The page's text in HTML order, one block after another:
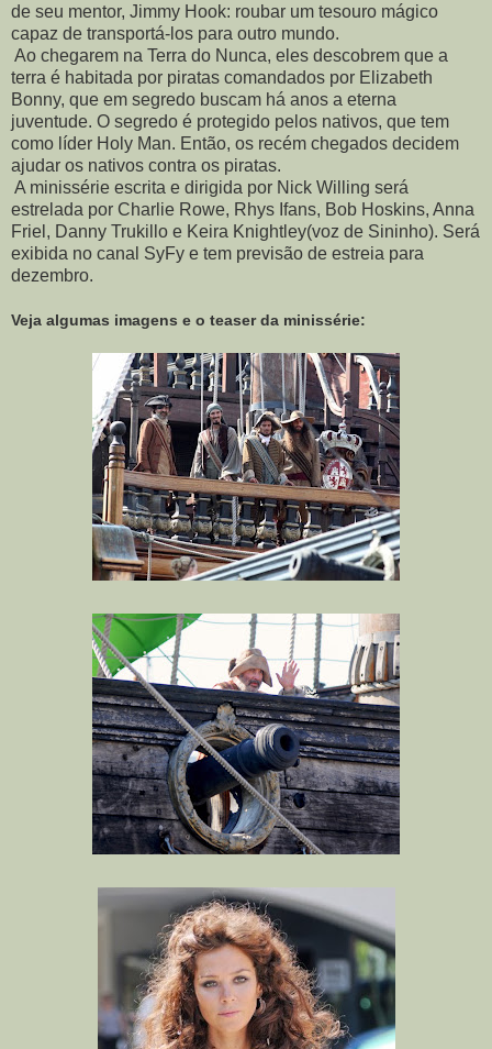
de seu mentor, Jimmy Hook: roubar um tesouro mágico
capaz de transportá-los para outro mundo.
Ao chegarem na Terra do Nunca, eles descobrem que a
terra é habitada por piratas comandados por Elizabeth
Bonny, que em segredo buscam há anos a eterna
juventude. O segredo é protegido pelos nativos, que tem
como líder Holy Man. Então, os recém chegados decidem
ajudar os nativos contra os piratas.
A minissérie escrita e dirigida por Nick Willing será
estrelada por Charlie Rowe, Rhys Ifans, Bob Hoskins, Anna
Friel, Danny Trukillo e Keira Knightley(voz de Sininho). Será
exibida no canal SyFy e tem previsão de estreia para
dezembro.
Veja algumas imagens e o teaser da minissérie: